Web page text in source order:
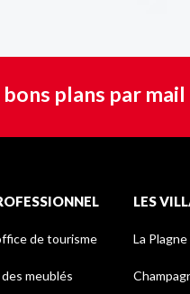
bons plans par mail
de tourisme
meublés
LES
La